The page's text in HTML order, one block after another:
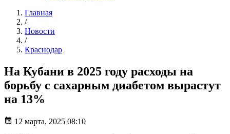
Главная
/
Новости
/
Краснодар
На Кубани в 2025 году расходы на
борьбу с сахарным диабетом вырастут
на 13%
12 марта, 2025 08:10